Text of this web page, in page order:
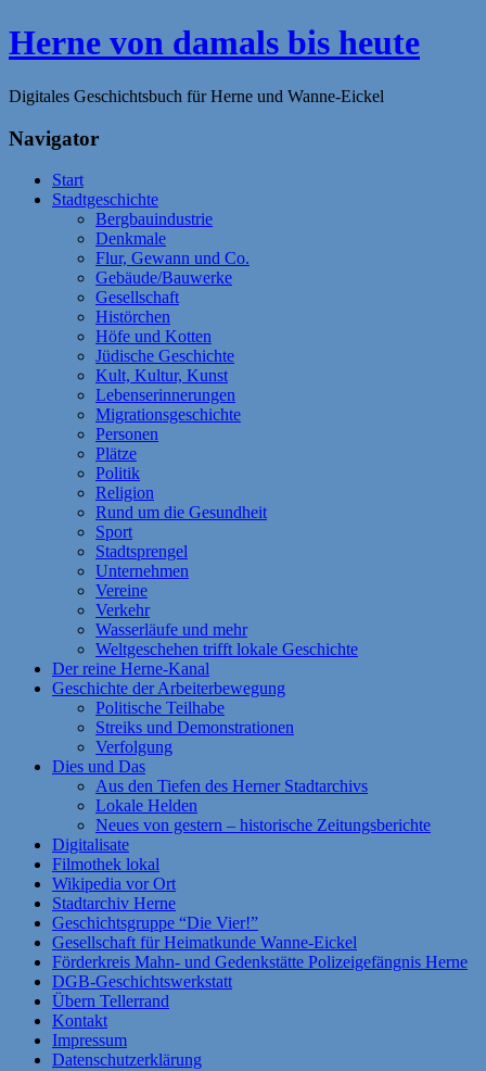
Zum
Inhalt
Herne von damals bis heute
Digitales Geschichtsbuch für Herne und Wanne-Eickel
Navigator
Start
Stadtgeschichte
Bergbauindustrie
Denkmale
Flur, Gewann und Co.
Gebäude/Bauwerke
Gesellschaft
Histörchen
Höfe und Kotten
Jüdische Geschichte
Kult, Kultur, Kunst
Lebenserinnerungen
Migrationsgeschichte
Personen
Plätze
Politik
Religion
Rund um die Gesundheit
Sport
Stadtsprengel
Unternehmen
Vereine
Verkehr
Wasserläufe und mehr
Weltgeschehen trifft lokale Geschichte
Der reine Herne-Kanal
Geschichte der Arbeiterbewegung
Politische Teilhabe
Streiks und Demonstrationen
Verfolgung
Dies und Das
Aus den Tiefen des Herner Stadtarchivs
Lokale Helden
Neues von gestern – historische Zeitungsberichte
Digitalisate
Filmothek lokal
Wikipedia vor Ort
Stadtarchiv Herne
Geschichtsgruppe “Die Vier!”
Gesellschaft für Heimatkunde Wanne-Eickel
Förderkreis Mahn- und Gedenkstätte Polizeigefängnis Herne
DGB-Geschichtswerkstatt
Übern Tellerrand
Kontakt
Impressum
Datenschutzerklärung